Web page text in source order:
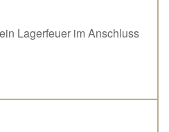
Lagerfeuer im Anschluss